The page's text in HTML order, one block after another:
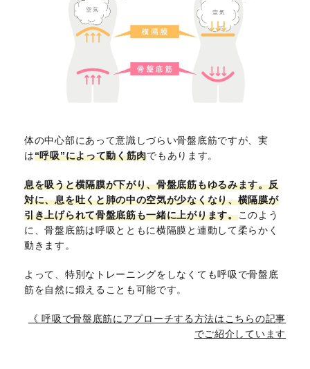
体の中心部にあって意識しづらい骨盤底筋ですが、実
は“呼吸”によって動く筋肉でもあります。
息を吸うと横隔膜が下がり、骨盤底筋もゆるみます。反
対に、息を吐くと肺の中の空気が少なくなり、横隔膜が
引き上げられて骨盤底筋も一緒に上がります。このよう
に、骨盤底筋は呼吸とともに横隔膜と連動して柔らかく
動きます。
よって、特別なトレーニングをしなくても呼吸で骨盤底
筋を自然に鍛えることも可能です。
《 呼吸で骨盤底筋にアプローチする方法はこちらの記事
でご紹介しています